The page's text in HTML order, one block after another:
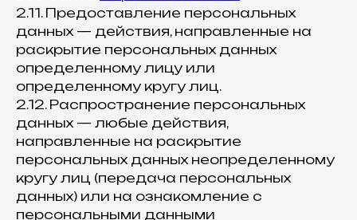
2.11. Предоставление персональных
данных — действия, направленные на
раскрытие персональных данных
определенному лицу или
определенному кругу лиц.
2.12. Распространение персональных
данных — любые действия,
направленные на раскрытие
персональных данных неопределенному
кругу лиц (передача персональных
данных) или на ознакомление с
персональными данными